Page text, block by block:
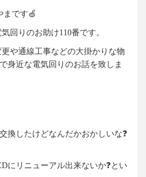
です🍏
回りのお助け110番です。
や通線工事などの大掛かりな物
身近な電気回りのお話を致しま
換したけどなんだかおかしいな❓
にリニューアル出来ないか❓とい